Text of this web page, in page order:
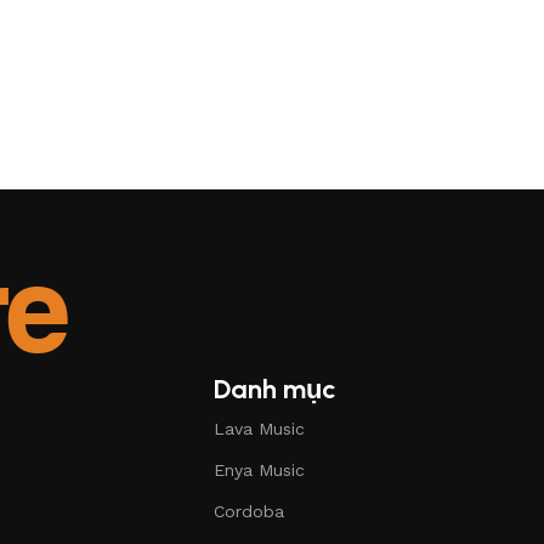
Danh mục
Lava Music
Enya Music
Cordoba